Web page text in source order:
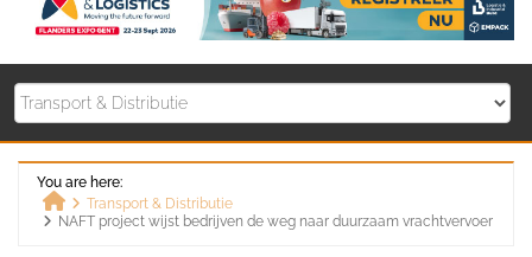
You are here:
Home
Transport & Distributie
NAFT project wijst bedrijven de weg naar duurzaam vrachtvervoer